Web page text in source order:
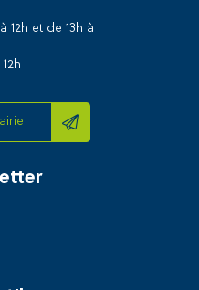
12h et de 13h à